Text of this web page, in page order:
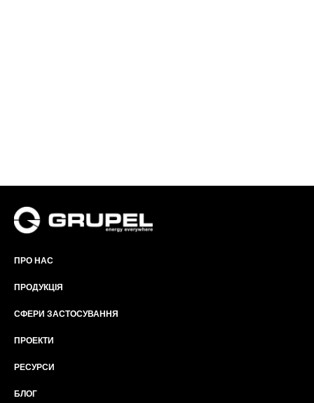
ПРО НАС
ПРОДУКЦІЯ
СФЕРИ ЗАСТОСУВАННЯ
ПРОЕКТИ
РЕСУРСИ
БЛОГ